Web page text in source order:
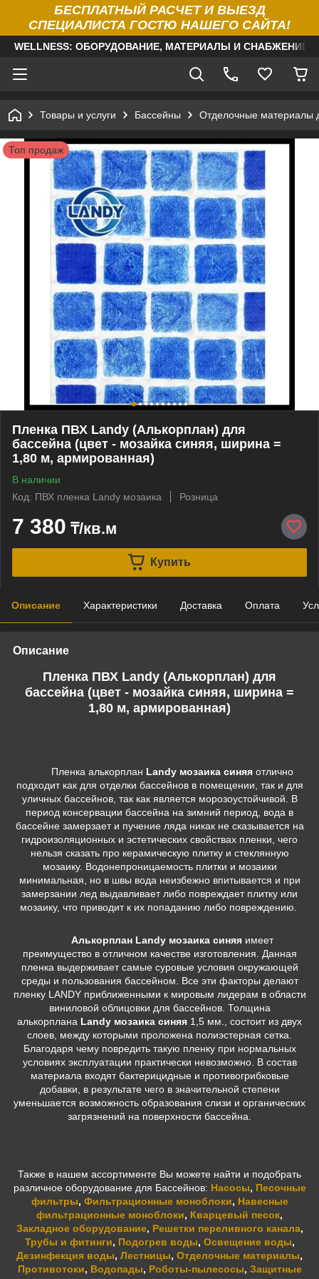
БЕСПЛАТНЫЙ РАСЧЕТ И ВЫЕЗД
СПЕЦИАЛИСТА ГОСТЮ НАШЕГО САЙТА!
WELLNESS: ОБОРУДОВАНИЕ, МАТЕРИАЛЫ И
Товары и услуги Бассейны Отделочные материалы
Топ продаж
Пленка ПВХ Landy (Алькорплан) для
бассейна (цвет - мозайка синяя, ширина =
1,80 м, армированная)
В наличии
Код: ПВХ пленка Landy мозаика
Розница
7 380 ₸/кв.м
Купить
Описание Характеристики Доставка Оплата
Описание
Пленка ПВХ Landy (Алькорплан) для
бассейна (цвет - мозайка синяя, ширина =
1,80 м, армированная)
Пленка алькорплан Landy мозаика синяя отлично
подходит как для отделки бассейнов в помещении, так и для
уличных бассейнов, так как является морозоустойчивой. В
период консервации бассейна на зимний период, вода в
бассейне замерзает и пучение ляда никак не сказывается на
гидроизоляционных и эстетических свойствах пленки, чего
нельзя сказать про керамическую плитку и стеклянную
мозаику. Водонепроницаемость плитки и мозаики
минимальная, но в швы вода неизбежно впитывается и при
замерзании лед выдавливает либо повреждает плитку или
мозаику, что приводит к их попаданию либо повреждению.
Алькорплан Landy мозаика синяя имеет
преимущество в отличном качестве изготовления. Данная
пленка выдерживает самые суровые условия окружающей
среды и пользования бассейном. Все эти факторы делают
пленку LANDY приближенными к мировым лидерам в области
виниловой облицовки для бассейнов. Толщина
алькорплана Landy мозаика синяя 1,5 мм., состоит из двух
слоев, между которыми проложена полиэстерная сетка.
Благодаря чему повредить такую пленку при нормальных
условиях эксплуатации практически невозможно. В состав
материала входят бактерицидные и противогрибковые
добавки, в результате чего в значительной степени
уменьшается возможность образования слизи и органических
загрязнений на поверхности бассейна.
Также в нашем ассортименте Вы можете найти и подобрать
различное оборудование для Бассейнов: Насосы, Песочные
фильтры, Фильтрационные моноблоки, Навесные
фильтрационные моноблоки, Кварцевый песок,
Закладное оборудование, Решетки переливного канала,
Трубы и фитинги, Подогрев воды, Освещение воды,
Дезинфекция воды, Лестницы, Отделочные материалы,
Противотоки, Водопады, Роботы-пылесосы, Защитные